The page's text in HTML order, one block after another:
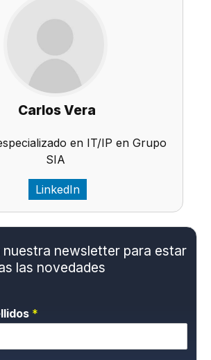
Carlos Vera
en IT/IP en Grupo
SIA
LinkedIn
nuestra newsletter para estar
las novedades
*